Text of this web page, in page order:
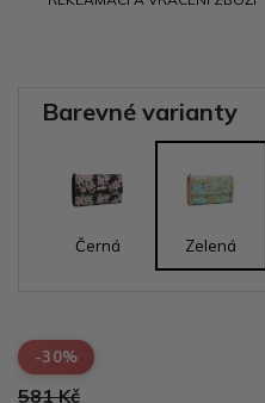
Barevné varianty
Černá Zelená
-30%
581 Kč